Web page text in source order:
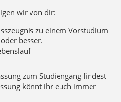
wir von dir:
zu einem Vorstudium
besser.
zum Studiengang findest
könnt ihr euch immer